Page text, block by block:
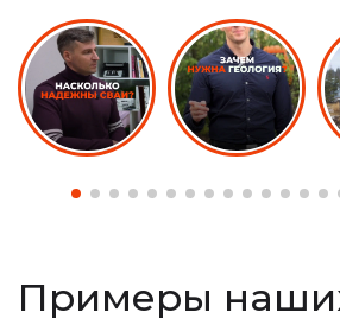
Примеры